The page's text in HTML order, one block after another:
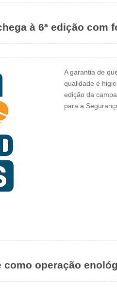
à 6ª edição com
A garantia de
qualidade e
edição da
para a
como operação